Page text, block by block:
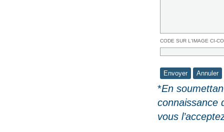
CODE SUR L'IMAGE CI-
*En
connaissance
vous